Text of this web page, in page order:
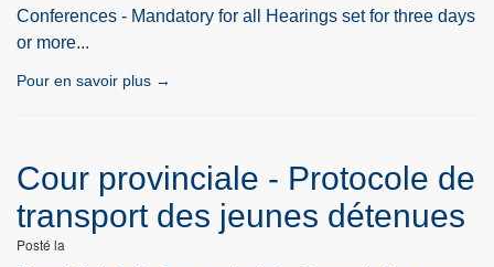
Conferences - Mandatory for all Hearings set for three days
or more...
Pour en savoir plus →
Cour provinciale - Protocole de
transport des jeunes détenues
Posté la